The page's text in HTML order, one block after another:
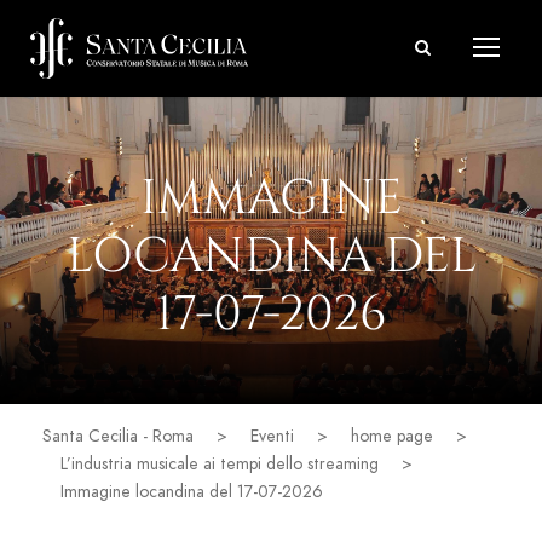
IMMAGINE
LOCANDINA DEL
17-07-2026
Santa Cecilia - Roma > Eventi > home page
>
L’industria musicale ai tempi dello streaming
>
Immagine locandina del 17-07-2026